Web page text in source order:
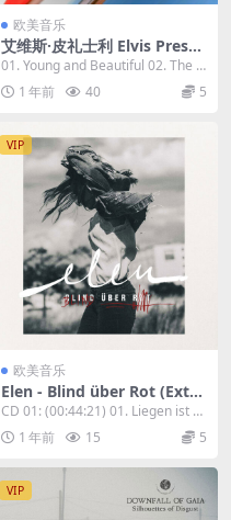
欧美音乐
艾维斯·皮礼士利 Elvis Presel
y - Hi-Res Masters: Elvis at
the Movies 2023 [24bit/96k
Hz] [Hi-Res Flac 2.65GB]
01. Young and Beautiful 02. The L
ove Mac...
1 年前 40 5
VIP
欧美音乐
Elen - Blind über Rot (Exte
nded Bonus Version) 2023
[24bit/44.1kHz] [Hi-Res Fla
c 989MB]
CD 01: (00:44:21) 01. Liegen ist Fr
ieden...
1 年前 15 5
VIP